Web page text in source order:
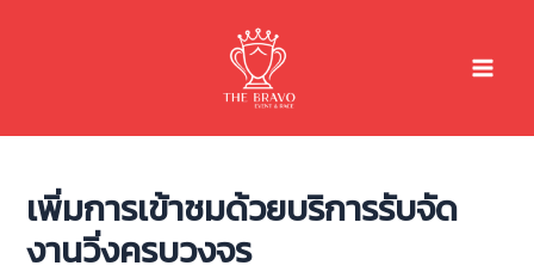
Menu
เพิ่มการเข้าชมด้วยบริการรับจัด
งานวิ่งครบวงจร